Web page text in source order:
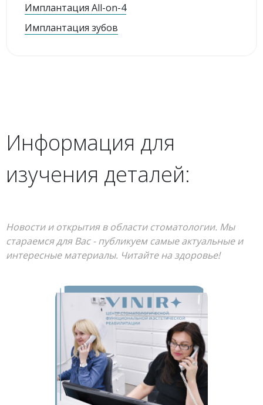
Имплантация All-on-4
Имплантация зубов
Информация для
изучения деталей:
Новости и открытия в области стоматологии. Мы
стараемся для Вас - публикуем самые актуальные и
интересные материалы. Читайте на здоровье!